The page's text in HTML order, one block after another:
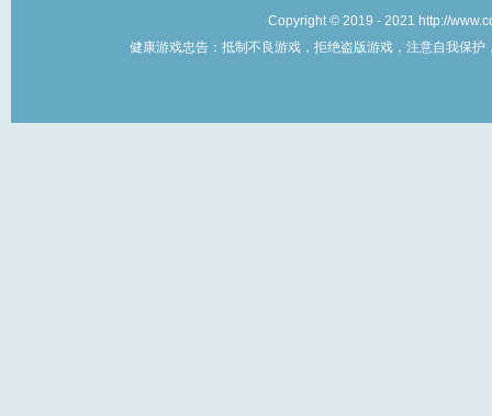
Copyright © 2019 - 2021 http://
健康游戏忠告：抵制不良游戏，拒绝盗版游戏，注意自我保